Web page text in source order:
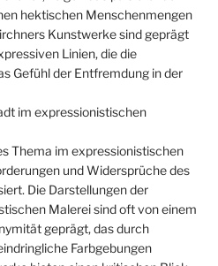
hektischen Menschenmengen
Kunstwerke sind geprägt
Linien, die die
Gefühl der Entfremdung in der
im expressionistischen
Thema im expressionistischen
und Widersprüche des
Die Darstellungen der
Malerei sind oft von einem
geprägt, das durch
Farbgebungen